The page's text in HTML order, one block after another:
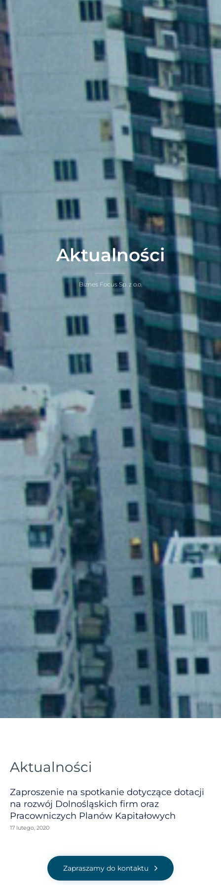
Aktualności
Biznes Focus Sp. z o.o.
Aktualności
Zaproszenie na spotkanie dotyczące dotacji
na rozwój Dolnośląskich firm oraz
Pracowniczych Planów Kapitałowych
17 lutego, 2020
Zapraszamy do kontaktu